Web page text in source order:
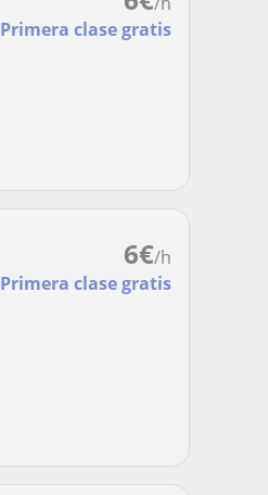
Primera clase gratis
6€/h
Primera clase gratis